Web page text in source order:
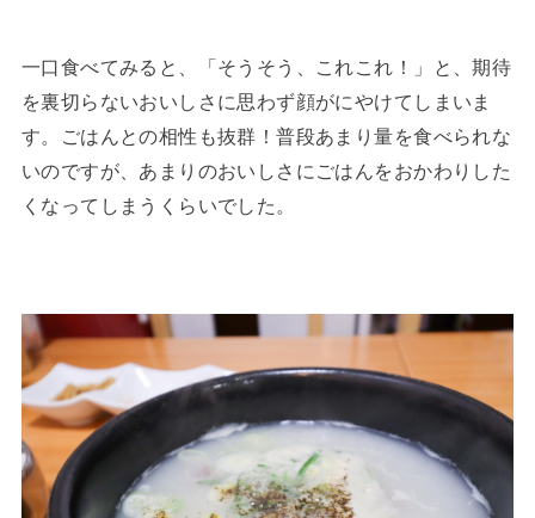
一口食べてみると、「そうそう、これこれ！」と、期待
を裏切らないおいしさに思わず顔がにやけてしまいま
す。ごはんとの相性も抜群！普段あまり量を食べられな
いのですが、あまりのおいしさにごはんをおかわりした
くなってしまうくらいでした。